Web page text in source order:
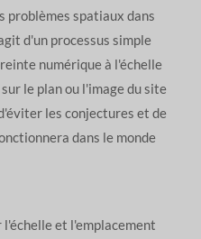
problèmes spatiaux dans
d'un processus simple
numérique à l'échelle
le plan ou l'image du site
les conjectures et de
dans le monde
et l'emplacement